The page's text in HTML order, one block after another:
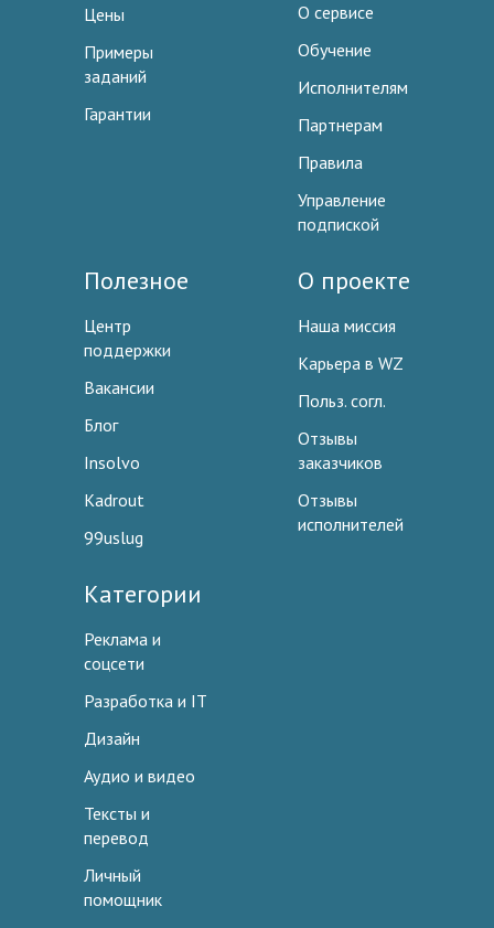
Цены
Примеры
заданий
Гарантии
О сервисе
Обучение
Исполнителям
Партнерам
Правила
Управление
подпиской
Полезное
Центр
поддержки
Вакансии
Блог
Insolvo
Kadrout
99uslug
О проекте
Наша миссия
Карьера в WZ
Польз. согл.
Отзывы
заказчиков
Отзывы
исполнителей
Категории
Реклама и
соцсети
Разработка и IT
Дизайн
Аудио и видео
Тексты и
перевод
Личный
помощник